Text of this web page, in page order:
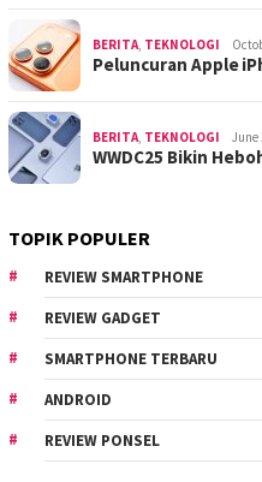
BERITA TEKNOLOGI
Peluncuran Apple
BERITA TEKNOLOGI June
WWDC25 Bikin
TOPIK POPULER
REVIEW SMARTPHONE
REVIEW GADGET
SMARTPHONE TERBARU
ANDROID
REVIEW PONSEL